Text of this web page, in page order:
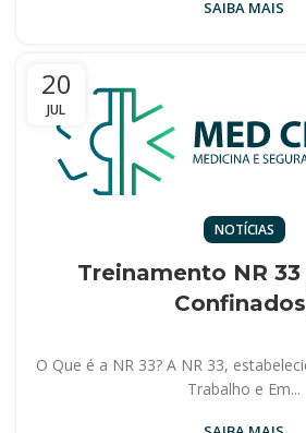
SAIBA MAIS
20
JUL
NOTÍCIAS
Treinamento NR 33
O Que é a NR 33? A NR 33,
Trabalho e Em...